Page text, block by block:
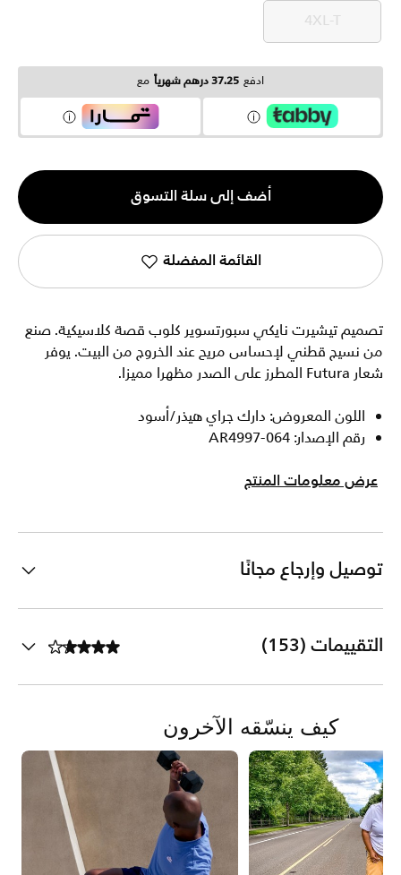
4XL-T
4XL-T
ادفع 37.25 درهم شهرياً مع
الكمية
1
أضف إلى سلة التسوق
القائمة المفضلة
تصميم تيشيرت نايكي سبورتسوير كلوب قصة كلاسيكية. صنع
من نسيج قطني لإحساس مريح عند الخروج من البيت. يوفر
شعار Futura المطرز على الصدر مظهرا مميزا.
اللون المعروض: دارك جراي هيذر/أسود
رقم الإصدار: AR4997-064
عرض معلومات المنتج
توصيل وإرجاع مجانًا
التقييمات (153)